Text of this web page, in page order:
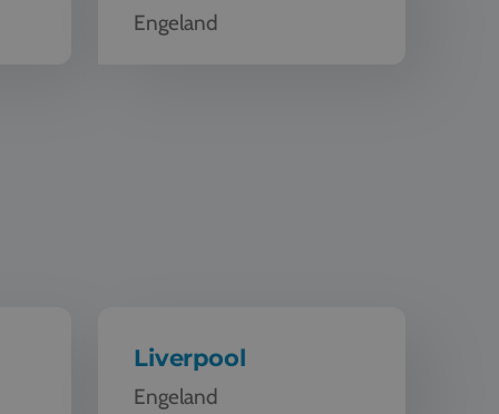
Engeland
Liverpool
Engeland